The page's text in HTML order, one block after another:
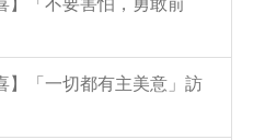
】「不要害怕，勇敢前
】「一切都有主美意」訪